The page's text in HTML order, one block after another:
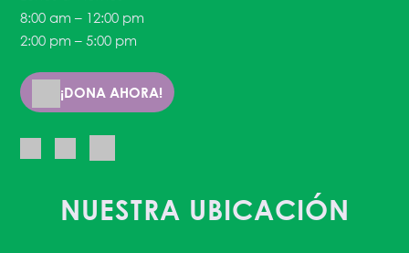
8:00 am – 12:00 pm
2:00 pm – 5:00 pm
¡DONA AHORA!
NUESTRA UBICACIÓN